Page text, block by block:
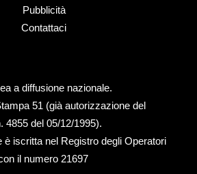
Pubblicità
Contattaci
a diffusione nazionale.
51 (già autorizzazione del
4855 del 05/12/1995).
è iscritta nel Registro degli Operatori
il numero 21697